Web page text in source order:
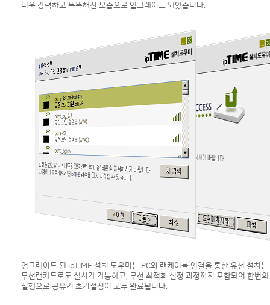
더욱 강력하고 똑똑해진 모습으로 업그레이드 되었습니다.
업그래이드 된 ipTIME 설치 도우미는 PC와 랜케이블 연결을 통한 유선 설치는
무선랜카드로도 설치가 가능하고, 무선 최적화 설정 과정까지 포함되어 한번
실행으로 공유기 초기설정이 모두 완료됩니다.